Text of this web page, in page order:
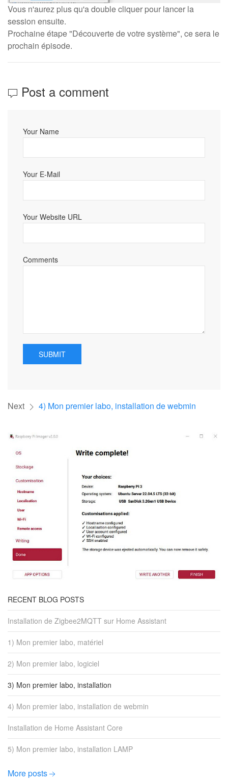
Vous n'aurez plus qu'a double cliquer pour lancer la
session ensuite.
Prochaine étape "Découverte de votre système", ce sera le
prochain épisode.
Post a comment
Your Name
Your E-Mail
Your Website URL
Comments
SUBMIT
Next 4) Mon premier labo, installation de webmin
RECENT BLOG POSTS
Installation de Zigbee2MQTT sur Home Assistant
1) Mon premier labo, matériel
2) Mon premier labo, logiciel
3) Mon premier labo, installation
4) Mon premier labo, installation de webmin
Installation de Home Assistant Core
5) Mon premier labo, installation LAMP
More posts